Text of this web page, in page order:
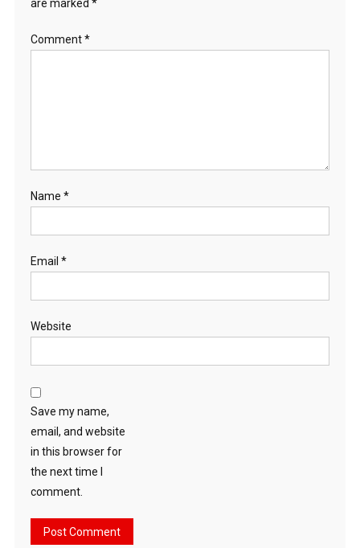
are marked *
Comment*
Name *
Email *
Website
Save my name,
email, and website
in this browser for
the next time I
comment.